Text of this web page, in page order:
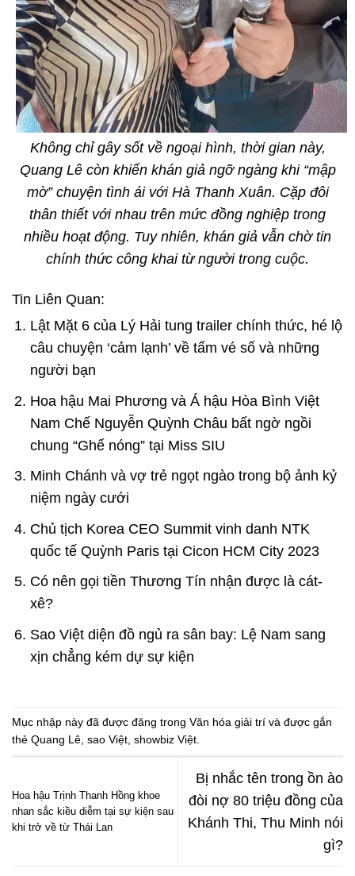
Không chỉ gây sốt về ngoại hình, thời gian này,
Quang Lê còn khiến khán giả ngỡ ngàng khi “mập
mờ” chuyện tình ái với Hà Thanh Xuân. Cặp đôi
thân thiết với nhau trên mức đồng nghiệp trong
nhiều hoạt động. Tuy nhiên, khán giả vẫn chờ tin
chính thức công khai từ người trong cuộc.
Tin Liên Quan:
Lật Mặt 6 của Lý Hải tung trailer chính thức, hé lộ
câu chuyện ‘cảm lạnh’ về tấm vé số và những
người bạn
Hoa hậu Mai Phương và Á hậu Hòa Bình Việt
Nam Chế Nguyễn Quỳnh Châu bất ngờ ngồi
chung “Ghế nóng” tại Miss SIU
Minh Chánh và vợ trẻ ngọt ngào trong bộ ảnh kỷ
niệm ngày cưới
Chủ tịch Korea CEO Summit vinh danh NTK
quốc tế Quỳnh Paris tại Cicon HCM City 2023
Có nên gọi tiền Thương Tín nhận được là cát-
xê?
Sao Việt diện đồ ngủ ra sân bay: Lệ Nam sang
xịn chẳng kém dự sự kiện
Mục nhập này đã được đăng trong Văn hóa giải trí và được gắn
thẻ Quang Lê, sao Việt, showbiz Việt.
Hoa hậu Trịnh Thanh Hồng khoe
nhan sắc kiều diễm tại sự kiện sau
khi trở về từ Thái Lan
Bị nhắc tên trong ồn ào
đòi nợ 80 triệu đồng của
Khánh Thi, Thu Minh nói
gì?